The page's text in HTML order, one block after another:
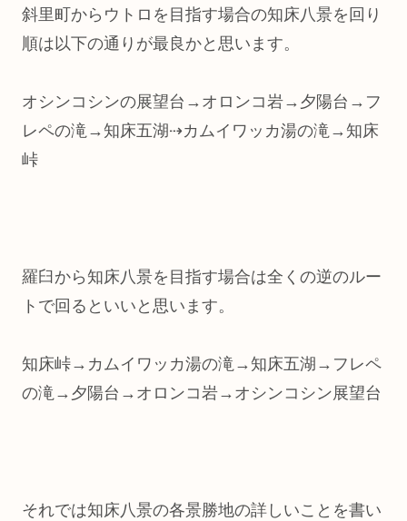
斜里町からウトロを目指す場合の知床八景を回り
順は以下の通りが最良かと思います。
オシンコシンの展望台→オロンコ岩→夕陽台→フ
レペの滝→知床五湖⇢カムイワッカ湯の滝→知床
峠
羅臼から知床八景を目指す場合は全くの逆のルー
トで回るといいと思います。
知床峠→カムイワッカ湯の滝→知床五湖→フレペ
の滝→夕陽台→オロンコ岩→オシンコシン展望台
それでは知床八景の各景勝地の詳しいことを書い